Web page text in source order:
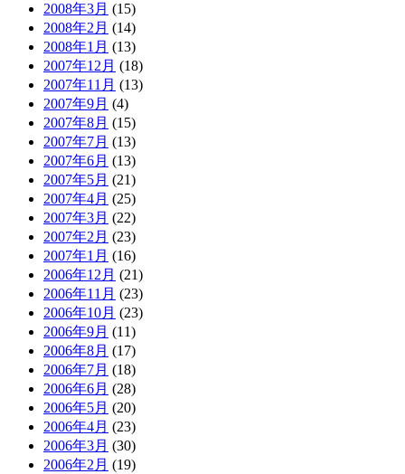
2008年3月 (15)
2008年2月 (14)
2008年1月 (13)
2007年12月 (18)
2007年11月 (13)
2007年9月 (4)
2007年8月 (15)
2007年7月 (13)
2007年6月 (13)
2007年5月 (21)
2007年4月 (25)
2007年3月 (22)
2007年2月 (23)
2007年1月 (16)
2006年12月 (21)
2006年11月 (23)
2006年10月 (23)
2006年9月 (11)
2006年8月 (17)
2006年7月 (18)
2006年6月 (28)
2006年5月 (20)
2006年4月 (23)
2006年3月 (30)
2006年2月 (19)